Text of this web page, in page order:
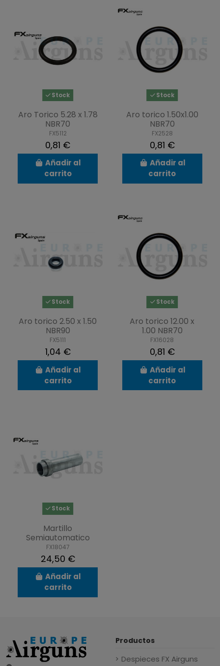
Stock
Aro Torico 5.28 x 1.78
NBR70
FX5112
0,81 €
Añadir al
carrito
Stock
Aro torico 1.50x1.00
NBR70
FX2528
0,81 €
Añadir al
carrito
Stock
Aro torico 2.50 x 1.50
NBR90
FX5111
1,04 €
Añadir al
carrito
Stock
Aro torico 12.00 x
1.00 NBR70
FX16028
0,81 €
Añadir al
carrito
Stock
Martillo
Semiautomatico
FX18047
24,50 €
Añadir al
carrito
Productos
Despieces FX Airguns